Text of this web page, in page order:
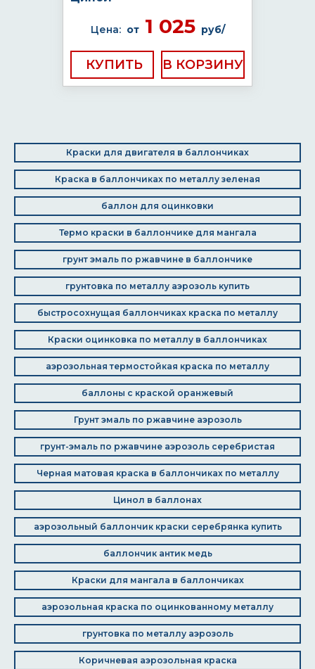
Цена: от1 025 руб/
КУПИТЬ
Краски для двигателя в баллончиках
Краска в баллончиках по металлу зеленая
баллон для оцинковки
Термо краски в баллончике для мангала
грунт эмаль по ржавчине в баллончике
грунтовка по металлу аэрозоль купить
быстросохнущая баллончиках краска по металлу
Краски оцинковка по металлу в баллончиках
аэрозольная термостойкая краска по металлу
баллоны с краской оранжевый
Грунт эмаль по ржавчине аэрозоль
грунт-эмаль по ржавчине аэрозоль серебристая
Черная матовая краска в баллончиках по металлу
Цинол в баллонах
аэрозольный баллончик краски серебрянка купить
баллончик антик медь
Краски для мангала в баллончиках
аэрозольная краска по оцинкованному металлу
грунтовка по металлу аэрозоль
Коричневая аэрозольная краска